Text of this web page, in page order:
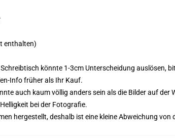
enthalten)
könnte 1-3cm Unterscheidung auslösen,
Info früher als Ihr Kauf.
auch kaum völlig anders sein als die Bilder auf
bei der Fotografie.
hergestellt, deshalb ist eine kleine Abweichung